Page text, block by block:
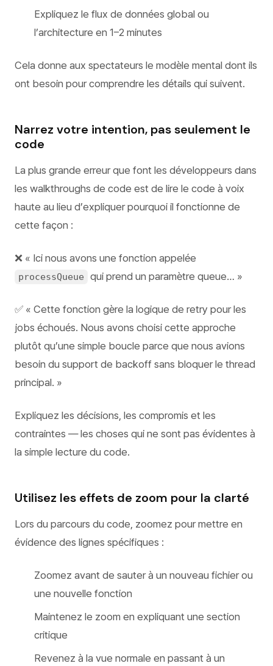
Expliquez le flux de données global ou
l’architecture en 1–2 minutes
Cela donne aux spectateurs le modèle mental dont ils
ont besoin pour comprendre les détails qui suivent.
Narrez votre intention, pas seulement le
code
La plus grande erreur que font les développeurs dans
les walkthroughs de code est de lire le code à voix
haute au lieu d’expliquerpourquoi il fonctionne de
cette façon :
❌ « Ici nous avons une fonction appelée
processQueue qui prend un paramètre queue… »
✅ « Cette fonction gère la logique de retry pour les
jobs échoués. Nous avons choisi cette approche
plutôt qu’une simple boucle parce que nous avions
besoin du support de backoff sans bloquer le thread
principal. »
Expliquez les décisions, les compromis et les
contraintes — les choses qui ne sont pas évidentes à
la simple lecture du code.
Utilisez les effets de zoom pour la clarté
Lors du parcours du code, zoomez pour mettre en
évidence des lignes spécifiques :
Zoomez avant de sauter à un nouveau fichier ou
une nouvelle fonction
Maintenez le zoom en expliquant une section
critique
Revenez à la vue normale en passant à un